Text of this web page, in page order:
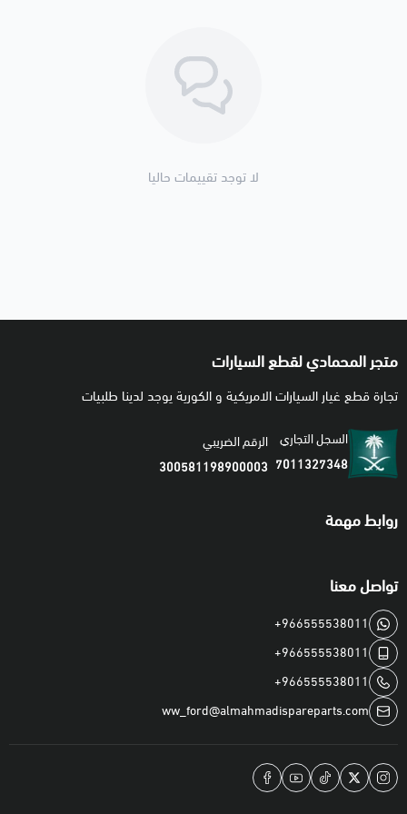
لا توجد تقييمات حاليا
متجر المحمادي لقطع السيارات
تجارة قطع غيار السيارات الامريكية و الكورية يوجد لدينا طلبيات
السجل التجاري
7011327348
الرقم الضريبي
300581198900003
روابط مهمة
تواصل معنا
+966555538011
+966555538011
+966555538011
ww_ford@almahmadispareparts.com